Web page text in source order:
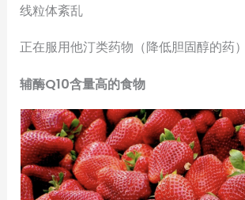
线粒体紊乱
正在服用他汀类药物（降低胆固醇的药）
辅酶Q10含量高的食物